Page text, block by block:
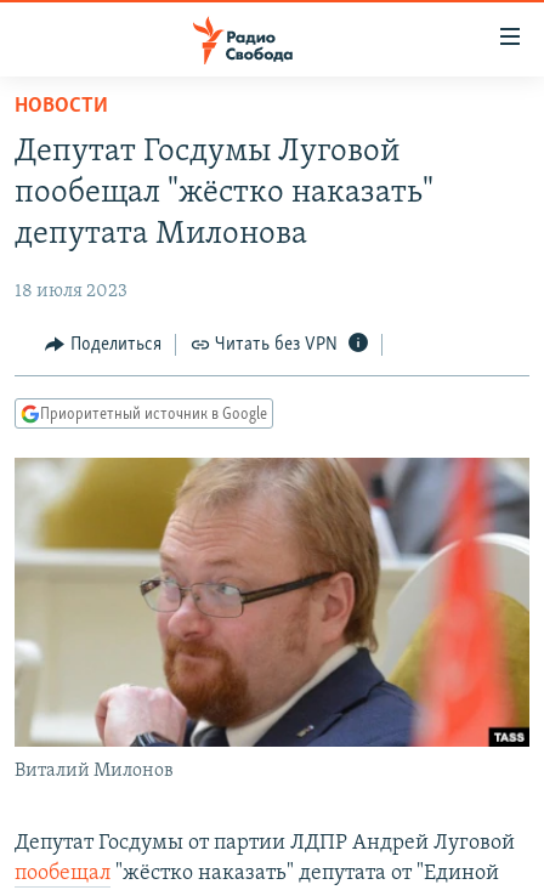
упрощенного
доступа
Вернуться
основному
Вернутся
Вернутся
поиску
ПОДКАСТЫ
АВТОРСКИЕ ПРОЕКТЫ
МНЕНИЯ
КУЛЬТУРА
КАВКАЗ.РЕАЛИИ
СЕВЕР.РЕАЛИИ
СИБИРЬ.РЕАЛИИ
РАСПИСАНИЕ ВЕЩАНИЯ
ПОДПИШИТЕСЬ НА РАССЫЛКУ
СОЦИАЛЬНЫЕ СЕТИ
Все сайты РСЕ/РС
НОВОСТИ
Депутат Госдумы Луговой
пообещал "жёстко наказать"
депутата Милонова
18 июля 2023
Поделиться Читать без VPN
Приоритетный источник в Google
Виталий Милонов
Депутат Госдумы от партии ЛДПР Андрей Луговой
пообещал "жёстко наказать" депутата от "Единой